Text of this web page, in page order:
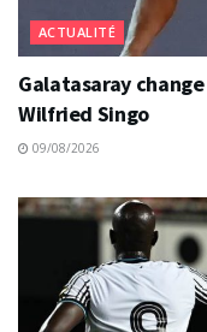
ACTUALITÉ
Galatasaray
Wilfried Singo
09/08/2026